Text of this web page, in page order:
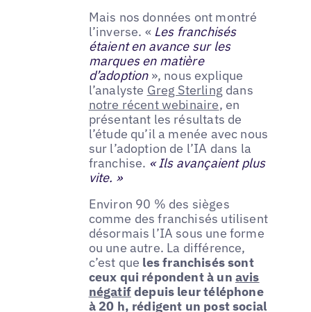
Mais nos données ont montré
l’inverse. « Les franchisés
étaient en avance sur les
marques en matière
d’adoption», nous explique
l’analyste Greg Sterling dans
notre récent webinaire, en
présentant les résultats de
l’étude qu’il a menée avec nous
sur l’adoption de l’IA dans la
franchise. « Ils avançaient plus
vite. »
Environ 90 % des sièges
comme des franchisés utilisent
désormais l’IA sous une forme
ou une autre. La différence,
c’est que les franchisés sont
ceux qui répondent à un avis
négatifdepuis leur téléphone
à 20 h, rédigent un post social